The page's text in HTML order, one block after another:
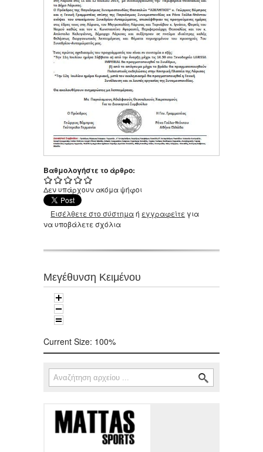
Βαθμολογήστε το άρθρο:
Δεν υπάρχουν ακόμα ψήφοι
Εισέλθετε στο σύστημαή εγγραφείτε για
να υποβάλετε σχόλια
Μεγέθυνση Κειμένου
Current Size: 100%
Φόρμα αναζήτησης
Αναζήτηση